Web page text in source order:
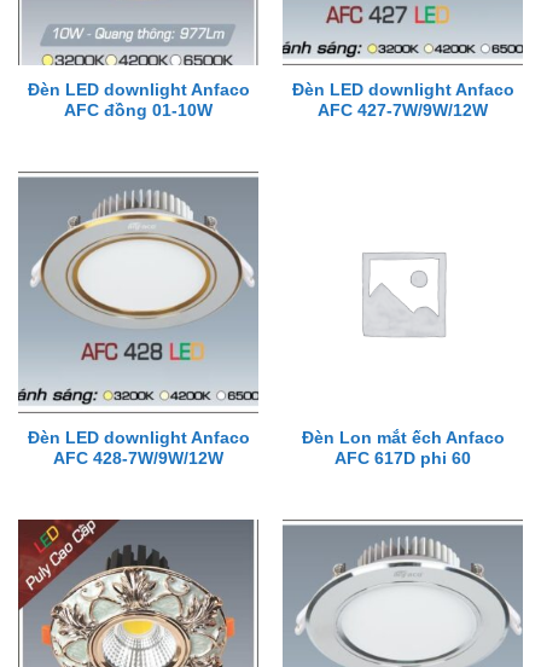
Đèn LED downlight Anfaco
AFC đồng 01-10W
Đèn LED downlight Anfaco
AFC 427-7W/9W/12W
Đèn LED downlight Anfaco
AFC 428-7W/9W/12W
Đèn Lon mắt ếch Anfaco
AFC 617D phi 60